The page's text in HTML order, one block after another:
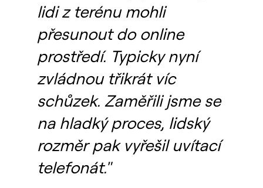
lidi z terénu mohli
přesunout do online
prostředí. Typicky nyní
zvládnou třikrát víc
schůzek. Zaměřili jsme se
na hladký proces, lidský
rozměr pak vyřešil uvítací
telefonát."